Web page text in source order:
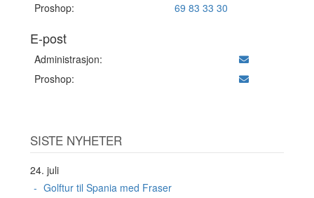
Proshop:
69 83 33 30
E-post
Administrasjon:
Proshop:
SISTE NYHETER
24. juli
Golftur til Spania med Fraser